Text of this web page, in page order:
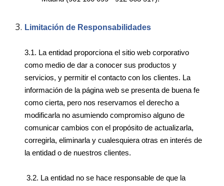
Limitación de Responsabilidades
3.1. La entidad proporciona el sitio web corporativo
como medio de dar a conocer sus productos y
servicios, y permitir el contacto con los clientes. La
información de la página web se presenta de buena fe
como cierta, pero nos reservamos el derecho a
modificarla no asumiendo compromiso alguno de
comunicar cambios con el propósito de actualizarla,
corregirla, eliminarla y cualesquiera otras en interés de
la entidad o de nuestros clientes.
3.2. La entidad no se hace responsable de que la